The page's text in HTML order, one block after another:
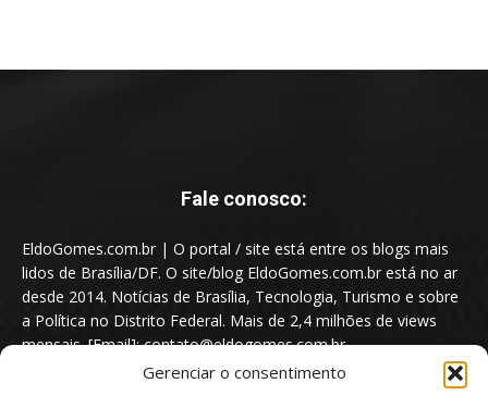
Gerenciar o consentimento
Fale conosco:
EldoGomes.com.br | O portal / site está entre os blogs mais
lidos de Brasília/DF. O site/blog EldoGomes.com.br está no ar
desde 2014. Notícias de Brasília, Tecnologia, Turismo e sobre
a Política no Distrito Federal. Mais de 2,4 milhões de views
mensais. [Email]: contato@eldogomes.com.br